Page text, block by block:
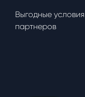
Выгодные
партнеров